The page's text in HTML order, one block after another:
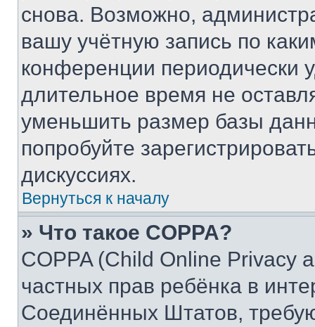
снова. Возможно,
вашу учётную запись по
конференции периодически
длительное время не
уменьшить размер базы
попробуйте
дискуссиях.
Вернуться к началу
» Что такое COPPA?
COPPA (Child Online Privacy
частных прав ребёнка в
Соединённых Штатов,